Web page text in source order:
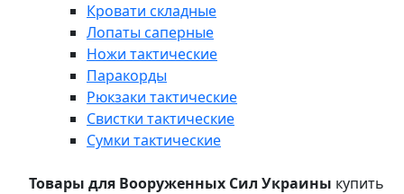
Кровати складные
Лопаты саперные
Ножи тактические
Паракорды
Рюкзаки тактические
Свистки тактические
Сумки тактические
Товары для Вооруженных Сил Украины купить